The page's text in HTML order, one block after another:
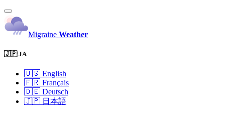
Migraine Weather
🇯🇵 JA
🇺🇸 English
🇫🇷 Français
🇩🇪 Deutsch
🇯🇵 日本語